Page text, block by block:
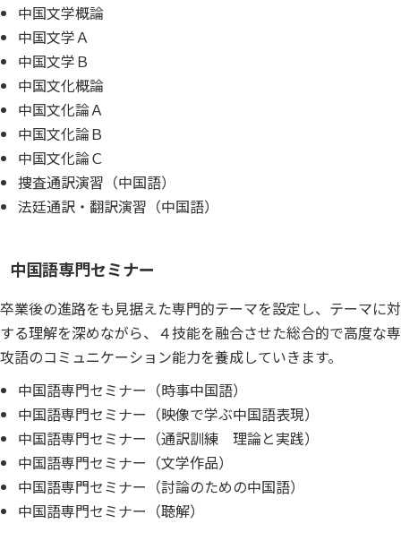
中国文学概論
中国文学Ａ
中国文学Ｂ
中国文化概論
中国文化論Ａ
中国文化論Ｂ
中国文化論Ｃ
捜査通訳演習（中国語）
法廷通訳・翻訳演習（中国語）
中国語専門セミナー
卒業後の進路をも見据えた専門的テーマを設定し、テーマに対
する理解を深めながら、４技能を融合させた総合的で高度な専
攻語のコミュニケーション能力を養成していきます。
中国語専門セミナー（時事中国語）
中国語専門セミナー（映像で学ぶ中国語表現）
中国語専門セミナー（通訳訓練 理論と実践）
中国語専門セミナー（文学作品）
中国語専門セミナー（討論のための中国語）
中国語専門セミナー（聴解）